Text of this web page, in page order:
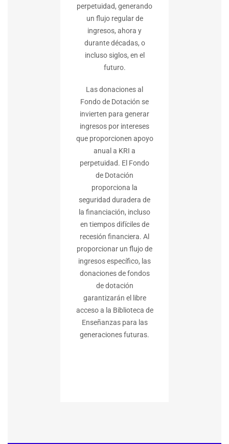
perpetuidad, generando
un flujo regular de
ingresos, ahora y
durante décadas, o
incluso siglos, en el
futuro.
Las donaciones al
Fondo de Dotación se
invierten para generar
ingresos por intereses
que proporcionen apoyo
anual a KRI a
perpetuidad. El Fondo
de Dotación
proporciona la
seguridad duradera de
la financiación, incluso
en tiempos difíciles de
recesión financiera. Al
proporcionar un flujo de
ingresos específico, las
donaciones de fondos
de dotación
garantizarán el libre
acceso a la Biblioteca de
Enseñanzas para las
generaciones futuras.